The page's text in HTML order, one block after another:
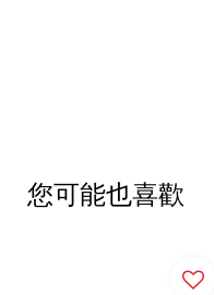
您可能也喜歡